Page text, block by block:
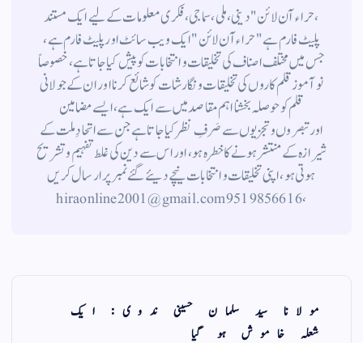
،حراء آن لائن" دینی ، ملی ، سماجی ، فکری معلومات کے لیے ایک مستند
پلیٹ فارم ہے " حراء آن لائن " ایک ویب سائٹ اور پلیٹ فارم ہے ،
جس میں مختلف اصناف کی تخلیقات و انتخابات کو پیش کیا جاتا ہے ، خصوصاً
نوآموز قلم کاروں کی تخلیقات و نگارشات کو شائع کرنا اور ان کے جولانی
قلم کوحوصلہ بخشنا اہم مقاصد میں سے ایک ہے ، ایسے مضامین
اورتبصروں وتجزیوں سے صَرفِ نظر کیا جاتاہے جن سے اتحادِ ملت کے
شیرازہ کے منتشر ہونے کاخطرہ ہو ، اور اس سے دین کی غلط تفہیم وتشریح
ہوتی ہو، اپنی تخلیقات و انتخابات نیچے دیئے گئے نمبر پر ارسال کریں
، 9519856616 hiraonline2001@gmail.com
مولانا سید سلمان حسینی ندوی: ایک
شعلہ خاموش ہو گیا